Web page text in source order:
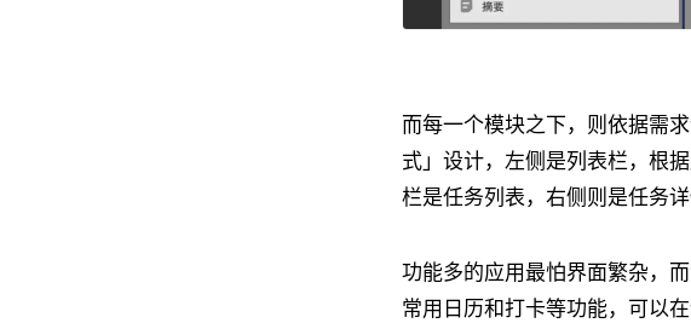
而每一个模块之下，则依据需
式」设计，左侧是列表栏，根
栏是任务列表，右侧则是任务详
功能多的应用最怕界面繁杂，
常用日历和打卡等功能，可以